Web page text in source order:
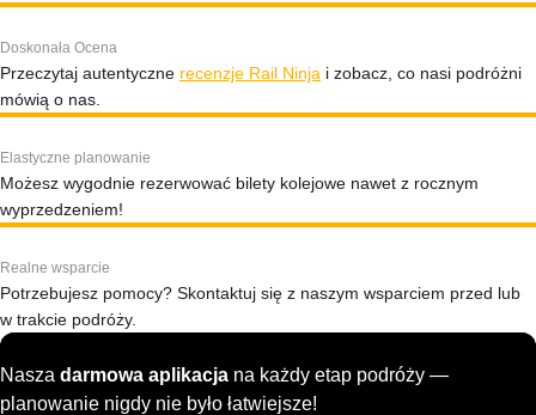
Doskonała Ocena
Przeczytaj autentyczne recenzje Rail Ninja i zobacz, co nasi podróżni
mówią o nas.
Elastyczne planowanie
Możesz wygodnie rezerwować bilety kolejowe nawet z rocznym
wyprzedzeniem!
Realne wsparcie
Potrzebujesz pomocy? Skontaktuj się z naszym wsparciem przed lub
w trakcie podróży.
Nasza darmowa aplikacja na każdy etap podróży —
planowanie nigdy nie było łatwiejsze!